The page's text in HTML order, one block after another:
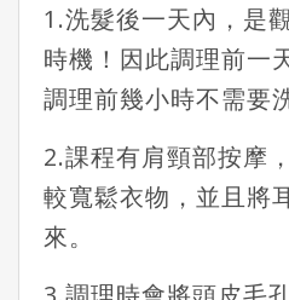
1.洗髮後一天內，是
時機！因此調理前一
調理前幾小時不需要
2.課程有肩頸部按摩
較寬鬆衣物，並且將
來。